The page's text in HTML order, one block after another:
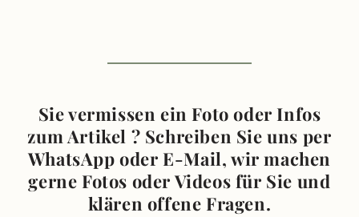
Sie vermissen ein Foto oder Infos
zum Artikel ? Schreiben Sie uns per
WhatsApp oder E-Mail, wir machen
gerne Fotos oder Videos für Sie und
klären offene Fragen.